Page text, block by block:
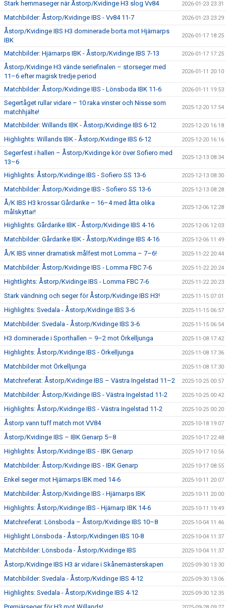
Stark hemmaseger när Åstorp/Kvidinge H3 slog Vv84 2026-01-23 23:31
Matchbilder: Åstorp/Kvidinge IBS - Vv84 11-7 2026-01-23 23:29
Åstorp/Kvidinge IBS H3 dominerade borta mot Hjärnarps
IBK
2026-01-17 18:25
Matchbilder: Hjärnarps IBK - Åstorp/Kvidinge IBS 7-13 2026-01-17 17:25
Åstorp/Kvidinge H3 vände seriefinalen – storseger med
11–6 efter magisk tredje period
2026-01-11 20:10
Matchbilder: Åstorp/Kvidinge IBS - Lönsboda IBK 11-6 2026-01-11 19:53
Segertåget rullar vidare – 10 raka vinster och Nisse som
matchhjälte!
2025-12-20 17:54
Matchbilder: Willands IBK - Åstorp/Kvidinge IBS 6-12 2025-12-20 16:18
Highlights: Willands IBK - Åstorp/Kvidinge IBS 6-12 2025-12-20 16:16
Segerfest i hallen – Åstorp/Kvidinge kör över Sofiero med
13–6
2025-12-13 08:34
Highlights: Åstorp/Kvidinge IBS - Sofiero SS 13-6 2025-12-13 08:30
Matchbilder: Åstorp/Kvidinge IBS - Sofiero SS 13-6 2025-12-13 08:28
Å/K IBS H3 krossar Gårdarike – 16–4 med åtta olika
målskyttar!
2025-12-06 12:28
Highlights: Gårdarike IBK - Åstorp/Kvidinge IBS 4-16 2025-12-06 12:03
Matchbilder: Gårdarike IBK - Åstorp/Kvidinge IBS 4-16 2025-12-06 11:49
Å/K IBS vinner dramatisk målfest mot Lomma – 7–6! 2025-11-22 20:44
Matchbilder: Åstorp/Kvidinge IBS - Lomma FBC 7-6 2025-11-22 20:24
Hightlights: Åstorp/Kvidinge IBS - Lomma FBC 7-6 2025-11-22 20:23
Stark vändning och seger för Åstorp/Kvidinge IBS H3! 2025-11-15 07:01
Highlights: Svedala - Åstorp/Kvidinge IBS 3-6 2025-11-15 06:57
Matchbilder: Svedala - Åstorp/Kvidinge IBS 3-6 2025-11-15 06:54
H3 dominerade i Sporthallen – 9–2 mot Örkelljunga 2025-11-08 17:42
Highlights: Åstorp/Kvidinge IBS - Örkelljunga 2025-11-08 17:36
Matchbilder mot Örkelljunga 2025-11-08 17:30
Matchreferat: Åstorp/Kvidinge IBS – Västra Ingelstad 11–2 2025-10-25 00:57
Matchbilder: Åstorp/Kvidinge IBS - Västra Ingelstad 11-2 2025-10-25 00:42
Highlights: Åstorp/Kvidinge IBS - Västra Ingelstad 11-2 2025-10-25 00:20
Åstorp vann tuff match mot VV84 2025-10-18 19:07
Åstorp/Kvidinge IBS – IBK Genarp 5–8 2025-10-17 22:48
Highlights: Åstorp/Kvidinge IBS - IBK Genarp 2025-10-17 10:56
Matchbilder: Åstorp/Kvidinge IBS - IBK Genarp 2025-10-17 08:55
Enkel seger mot Hjärnarps IBK med 14-6 2025-10-11 20:07
Matchbilder: Åstorp/Kvidinge IBS - Hjärnarps IBK 2025-10-11 20:00
Highlights: Åstorp/Kvidinge IBS - Hjärnarp IBK 14-6 2025-10-11 19:49
Matchreferat: Lönsboda – Åstorp/Kvidinge IBS 10–8 2025-10-04 11:46
Highlight Lönsboda - Åstorp/Kvidingen IBS 10-8 2025-10-04 11:37
Matchbilder: Lönsboda - Åstorp/Kvidinge IBS 2025-10-04 11:37
Åstorp/Kvidinge IBS H3 är vidare i Skånemästerskapen 2025-09-30 13:30
Matchbilder: Svedala - Åstorp/Kvidinge IBS 4-12 2025-09-30 13:06
Highlights: Svedala - Åstorp/Kvidinge IBS 4-12 2025-09-30 12:35